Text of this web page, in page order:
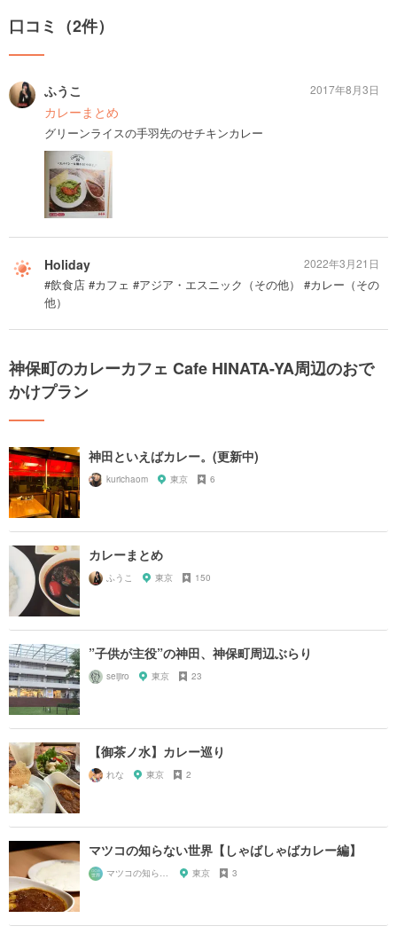
口コミ（2件）
ふうこ
カレーまとめ
グリーンライスの手羽先のせチキンカレー
2017年8月3日
Holiday
#飲食店 #カフェ #アジア・エスニック（その他） #カレー（その
他）
2022年3月21日
神保町のカレーカフェ Cafe HINATA-YA周辺のおで
かけプラン
神田といえばカレー。(更新中)
kurichaom 東京 6
カレーまとめ
ふうこ 東京 150
”子供が主役”の神田、神保町周辺ぶらり
seijiro 東京 23
【御茶ノ水】カレー巡り
れな 東京 2
マツコの知らない世界【しゃばしゃばカレー編】
マツコの知らない世界マニア 東京 3